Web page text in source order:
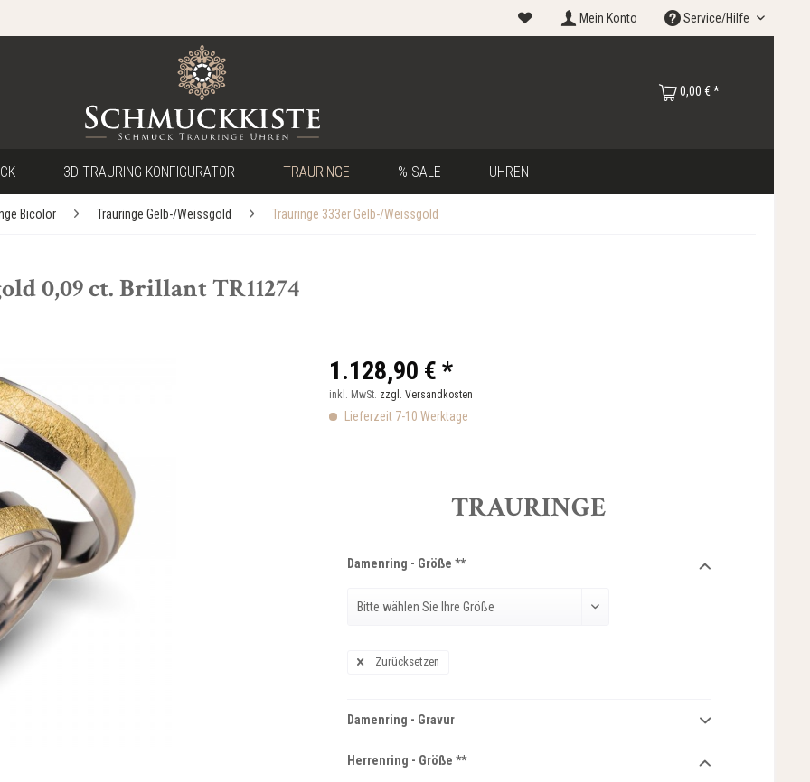
Mein Konto Service/Hilfe
0,00 € *
3D-TRAURING-KONFIGURATOR TRAURINGE % SALE UHREN
Bicolor Trauringe Gelb-/Weissgold Trauringe 333er Gelb-/Weissgold
0,09 ct. Brillant TR11274
1.128,90 € *
inkl. MwSt. zzgl. Versandkosten
Lieferzeit 7-10 Werktage
TRAURINGE
Damenring - Größe **
Zurücksetzen
Damenring - Gravur
Herrenring - Größe **